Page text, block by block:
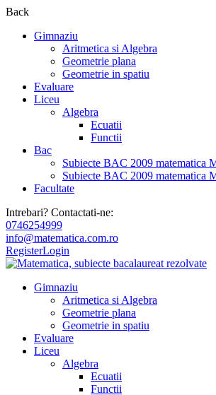
Back
Gimnaziu
Aritmetica si Algebra
Geometrie plana
Geometrie in spatiu
Evaluare
Liceu
Algebra
Ecuatii
Functii
Bac
Subiecte BAC 2009 matematica
Subiecte BAC 2009 matematica
Facultate
Intrebari? Contactati-ne:
0746254999
info@matematica.com.ro
RegisterLogin
Gimnaziu
Aritmetica si Algebra
Geometrie plana
Geometrie in spatiu
Evaluare
Liceu
Algebra
Ecuatii
Functii